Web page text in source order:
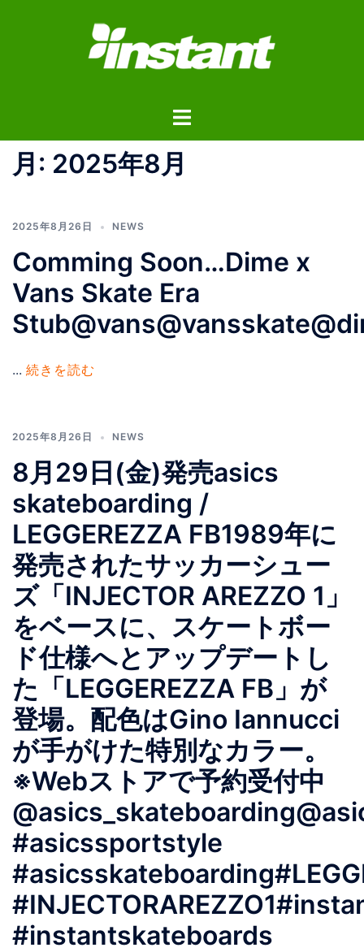
ス
ト
ル
メ
月: 2025年8月
2025年8月26日 NEWS
Comming Soon…Dime x
Vans Skate Era
... 続きを読む
2025年8月26日 NEWS
8月29日(金)発売asics
skateboarding /
LEGGEREZZA FB1989年に
発売されたサッカーシュー
ズ「INJECTOR AREZZO 1」
をベースに、スケートボー
ド仕様へとアップデートし
た「LEGGEREZZA FB」が
登場。配色はGino Iannucci
が手がけた特別なカラー。
※Webストアで予約受付中
#asicssportstyle
#instantskateboards